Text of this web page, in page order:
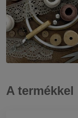
A